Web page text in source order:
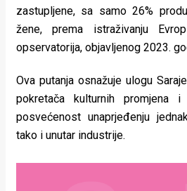
Urban
zastupljene, sa samo 26%
žene, prema istraživanju
opservatorija, objavljenog 2023.
Ova putanja osnažuje ulogu
pokretača kulturnih promjena i
posvećenost unaprjeđenju
tako i unutar industrije.